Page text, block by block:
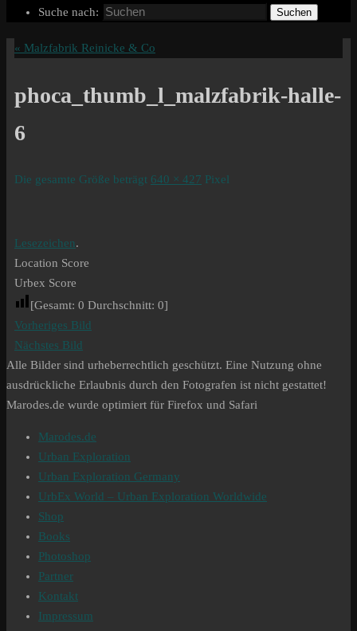
Suche nach:
Suchen
« Malzfabrik Reinicke & Co
phoca_thumb_l_malzfabrik-halle-
6
Die gesamte Größe beträgt 640 × 427 Pixel
Lesezeichen.
Location Score
Urbex Score
[Gesamt: 0 Durchschnitt: 0]
Vorheriges Bild
Nächstes Bild
Alle Bilder sind urheberrechtlich geschützt. Eine Nutzung ohne
ausdrückliche Erlaubnis durch den Fotografen ist nicht gestattet!
Marodes.de wurde optimiert für Firefox und Safari
Marodes.de
Urban Exploration
Urban Exploration Germany
UrbEx World – Urban Exploration Worldwide
Shop
Books
Photoshop
Partner
Kontakt
Impressum